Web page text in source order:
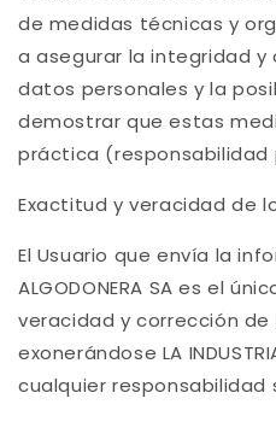
de medidas técnicas y
a asegurar la integridad
datos personales y la
demostrar que estas
práctica (responsabilidad
Exactitud y veracidad de
El Usuario que envía la
ALGODONERA SA es el
veracidad y corrección
exonerándose LA
cualquier